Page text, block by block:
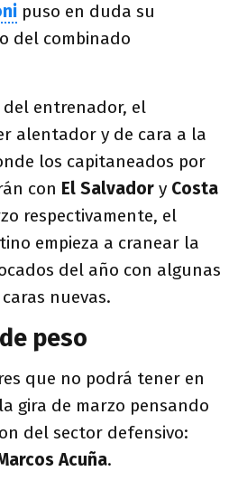
puso en duda su
del combinado
entrenador, el
alentador y de cara a la
los capitaneados por
con El Salvador y Costa
respectivamente, el
empieza a cranear la
del año con algunas
nuevas.
peso
que no podrá tener en
gira de marzo pensando
del sector defensivo:
Acuña.